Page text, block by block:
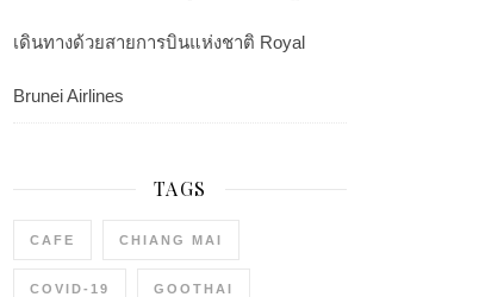
เดินทางด้วยสายการบินแห่งชาติ Royal
Brunei Airlines
TAGS
CAFE CHIANG MAI
COVID-19 GOOTHAI